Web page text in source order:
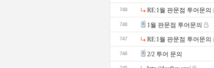
749 RE:1월 판문점 투어문의
748 1월 판문점 투어문의
747 RE:1월 판문점 투어문의
746 2/2 투어 문의